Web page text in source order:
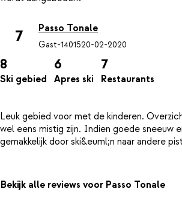
7 Passo Tonale
Gast-1401520-02-2020
8
Ski gebied
6
Apres ski
7
Restaurants
Leuk gebied voor met de kinderen.
wel eens mistig zijn. Indien goede sneeuw
Bekijk alle reviews voor Passo Tonale